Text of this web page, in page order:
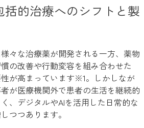
括的治療へのシフトと製
々な治療薬が開発される一方、薬物
の改善や行動変容を組み合わせた
性が高まっています※1。しかしなが
が医療機関外で患者の生活を継続的
、デジタルやAIを活用した日常的な
つつあります。